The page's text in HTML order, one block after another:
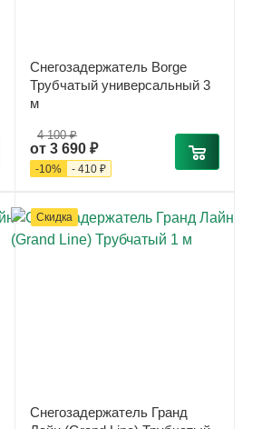
Снегозадержатель Borge
Трубчатый универсальный 3
м
от 3 690 ₽
4 100 ₽
-10% - 410 ₽
Скидка
Снегозадержатель Гранд